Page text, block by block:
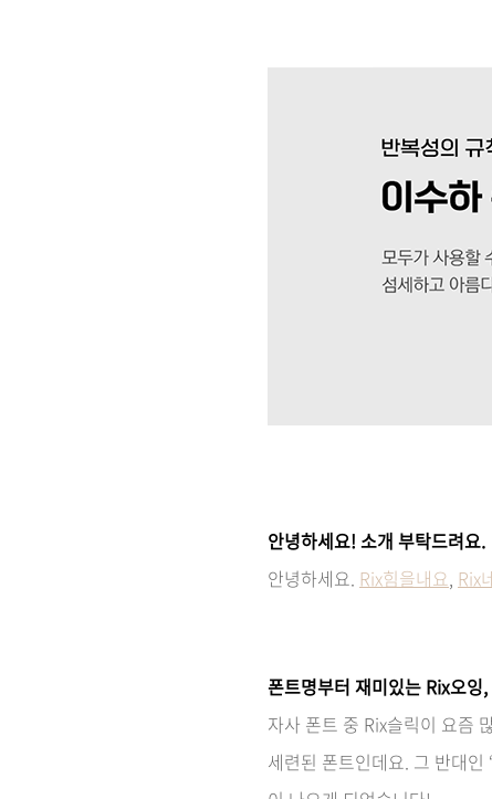
안녕하세요! 소개 부탁드려요.
안녕하세요. Rix힘을내요 Rix
폰트명부터 재미있는 Rix오잉
자사 폰트 중 Rix슬릭이 요즘
세련된 폰트인데요. 그 반대인